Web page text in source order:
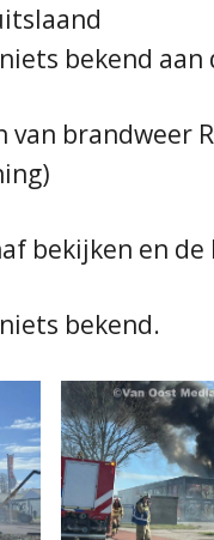
bekend aan
van brandweer
bekijken en
bekend.